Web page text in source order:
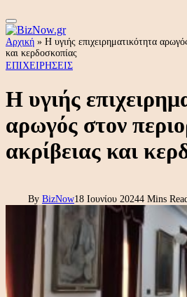
Αρχική » Η υγιής επιχειρηματικότητα
και κερδοσκοπίας
ΕΠΙΧΕΙΡΗΣΕΙΣ
Η υγιής
αρωγός στον
ακρίβειας και
By BizNow18 Ιουνίου 20244 Mins Read